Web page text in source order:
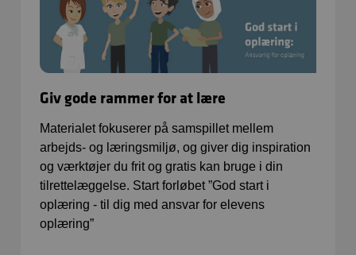
Giv gode rammer for at lære
Materialet fokuserer på samspillet mellem
arbejds- og læringsmiljø, og giver dig inspiration
og værktøjer du frit og gratis kan bruge i din
tilrettelæggelse. Start forløbet ”God start i
oplæring - til dig med ansvar for elevens
oplæring”